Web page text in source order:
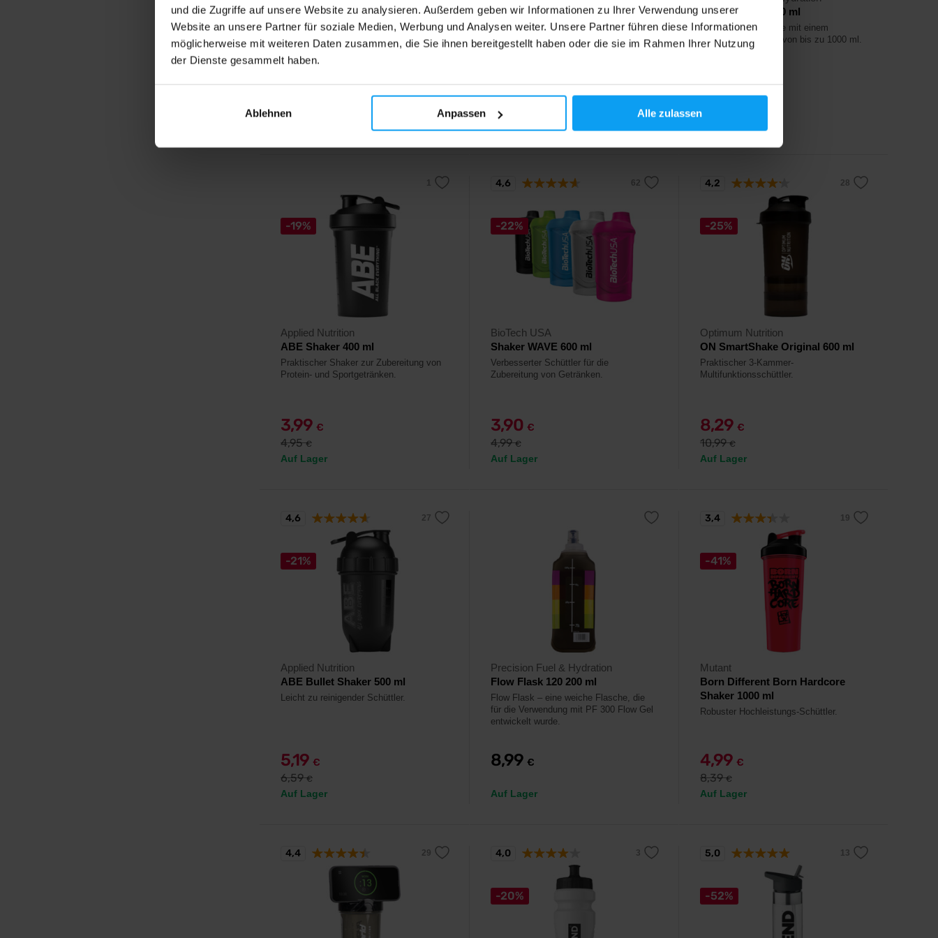
und die Zugriffe auf unsere Website zu analysieren. Außerdem geben wir Informationen zu Ihrer Verwendung unserer
Website an unsere Partner für soziale Medien, Werbung und Analysen weiter. Unsere Partner führen diese Informationen
möglicherweise mit weiteren Daten zusammen, die Sie ihnen bereitgestellt haben oder die sie im Rahmen Ihrer Nutzung
der Dienste gesammelt haben.
Ablehnen Anpassen Alle zulassen
Shaker WAVE + 600 ml + 350 ml
3-teiliger Wellenschüttler.
7,90
Shaker 600 ml
Einzigartig gestaltete Shaker-Flasche.
2,99€
3,99
PF&H Bottle 1000 ml
Stilvolle Sportflasche mit einem
Fassungsvermögen von bis zu 1000 ml.
7,99€
-19%
Applied Nutrition
ABE Shaker 400 ml
Praktischer Shaker zur Zubereitung von
Protein- und Sportgetränken.
3,99 €
4,95€
Auf Lager
-22%
BioTech USA
Shaker WAVE 600 ml
Verbesserter Schüttler für die
Zubereitung von Getränken.
3,90 €
4,99€
Auf Lager
4,6
-25%
Optimum Nutrition
ON SmartShake Original 600 ml
Praktischer 3-Kammer-
Multifunktionsschüttler.
8,29 €
10,99€
Auf Lager
4,2
-21%
Applied Nutrition
ABE Bullet Shaker 500 ml
Leicht zu reinigender Schüttler.
5,19 €
6,59€
Auf Lager
4,6
Precision Fuel & Hydration
Flow Flask 120 200 ml
Flow Flask – eine weiche Flasche, die
für die Verwendung mit PF 300 Flow Gel
entwickelt wurde.
8,99 €
Auf Lager
-41%
Mutant
Born Different Born Hardcore
Shaker 1000 ml
Robuster Hochleistungs-Schüttler.
4,99 €
8,39€
Auf Lager
3,4
4,4
-20%
4,0
-52%
5,0